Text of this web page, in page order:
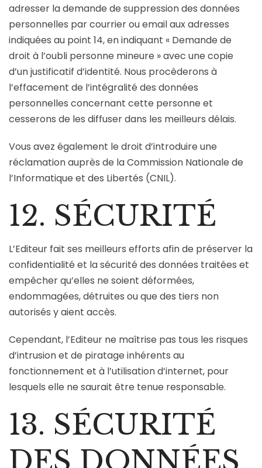
adresser la demande de suppression des données
personnelles par courrier ou email aux adresses
indiquées au point 14, en indiquant « Demande de
droit à l’oubli personne mineure » avec une copie
d’un justificatif d’identité. Nous procèderons à
l’effacement de l’intégralité des données
personnelles concernant cette personne et
cesserons de les diffuser dans les meilleurs délais.
Vous avez également le droit d’introduire une
réclamation auprès de la Commission Nationale de
l’Informatique et des Libertés (CNIL).
12. SÉCURITÉ
L’Editeur fait ses meilleurs efforts afin de préserver la
confidentialité et la sécurité des données traitées et
empêcher qu’elles ne soient déformées,
endommagées, détruites ou que des tiers non
autorisés y aient accès.
Cependant, l’Editeur ne maîtrise pas tous les risques
d’intrusion et de piratage inhérents au
fonctionnement et à l’utilisation d’internet, pour
lesquels elle ne saurait être tenue responsable.
13. SÉCURITÉ
DES DONNÉES